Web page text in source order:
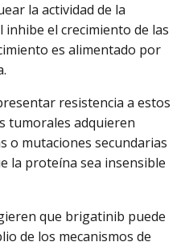
la actividad de la
el crecimiento de las
es alimentado por
resistencia a estos
tumorales adquieren
o mutaciones secundarias
la proteína sea insensible
que brigatinib puede
de los mecanismos de